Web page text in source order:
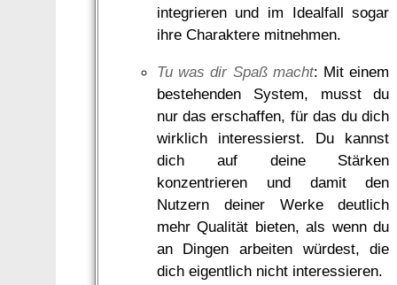
integrieren und im Idealfall sogar
ihre Charaktere mitnehmen.
Tu was dir Spaß macht: Mit einem
bestehenden System, musst du
nur das erschaffen, für das du dich
wirklich interessierst. Du kannst
dich auf deine Stärken
konzentrieren und damit den
Nutzern deiner Werke deutlich
mehr Qualität bieten, als wenn du
an Dingen arbeiten würdest, die
dich eigentlich nicht interessieren.